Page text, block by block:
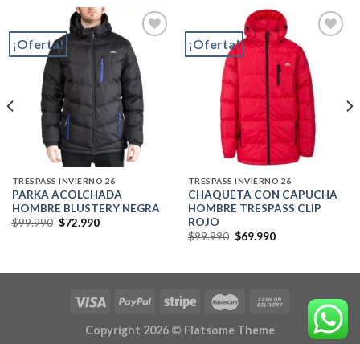
¡Oferta!
Add to
wishlist
TRESPASS INVIERNO 26
PARKA ACOLCHADA
HOMBRE BLUSTERY NEGRA
$99.990 El
$72.990El
¡Oferta!
Add to
wishlist
TRESPASS INVIERNO 26
CHAQUETA CON CAPUCHA
HOMBRE TRESPASS CLIP
ROJO
$99.990 El
$99.990.
$69.990El
$69.990.
Copyright 2026 © Flatsome Theme